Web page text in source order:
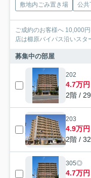
敷地内ごみ置き場
公共
ご成約のお客様へ 10,000
店は櫛原バイパス沿いスタ
募集中の部屋
202
4.7万円
2階 /
203
4.9万円
2階 /
305◎
4.7万円